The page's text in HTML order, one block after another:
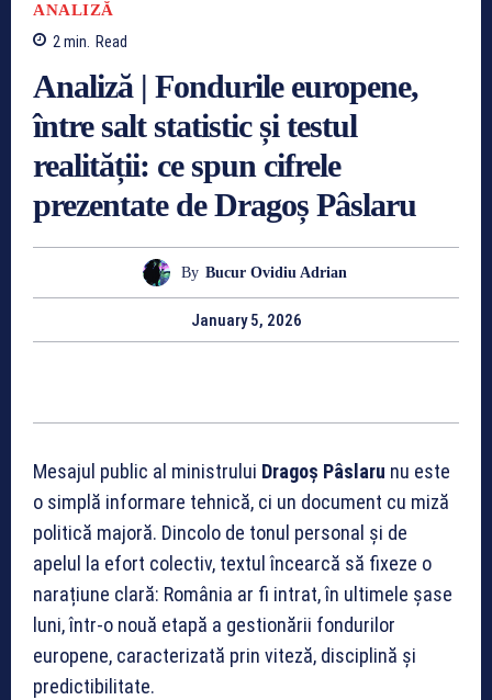
ANALIZĂ
2min. Read
Analiză | Fondurile europene,
între salt statistic și testul
realității: ce spun cifrele
prezentate de Dragoș Pâslaru
By Bucur Ovidiu Adrian
January 5, 2026
Mesajul public al ministrului Dragoș Pâslaru nu este
o simplă informare tehnică, ci un document cu miză
politică majoră. Dincolo de tonul personal și de
apelul la efort colectiv, textul încearcă să fixeze o
narațiune clară: România ar fi intrat, în ultimele șase
luni, într-o nouă etapă a gestionării fondurilor
europene, caracterizată prin viteză, disciplină și
predictibilitate.